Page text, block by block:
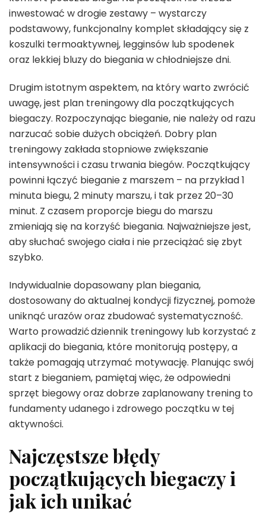
inwestować w drogie zestawy – wystarczy
podstawowy, funkcjonalny komplet składający się z
koszulki termoaktywnej, legginsów lub spodenek
oraz lekkiej bluzy do biegania w chłodniejsze dni.
Drugim istotnym aspektem, na który warto zwrócić
uwagę, jest plan treningowy dla początkujących
biegaczy. Rozpoczynając bieganie, nie należy od razu
narzucać sobie dużych obciążeń. Dobry plan
treningowy zakłada stopniowe zwiększanie
intensywności i czasu trwania biegów. Początkujący
powinni łączyć bieganie z marszem – na przykład 1
minuta biegu, 2 minuty marszu, i tak przez 20–30
minut. Z czasem proporcje biegu do marszu
zmieniają się na korzyść biegania. Najważniejsze jest,
aby słuchać swojego ciała i nie przeciążać się zbyt
szybko.
Indywidualnie dopasowany plan biegania,
dostosowany do aktualnej kondycji fizycznej, pomoże
uniknąć urazów oraz zbudować systematyczność.
Warto prowadzić dziennik treningowy lub korzystać z
aplikacji do biegania, które monitorują postępy, a
także pomagają utrzymać motywację. Planując swój
start z bieganiem, pamiętaj więc, że odpowiedni
sprzęt biegowy oraz dobrze zaplanowany trening to
fundamenty udanego i zdrowego początku w tej
aktywności.
Najczęstsze błędy
początkujących biegaczy i
jak ich unikać